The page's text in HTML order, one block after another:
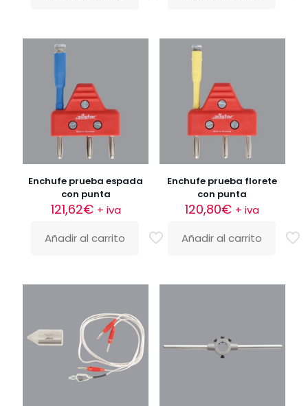
Enchufe prueba espada
con punta
121,62€ + iva
Añadir al carrito
Enchufe prueba florete
con punta
120,80€ + iva
Añadir al carrito